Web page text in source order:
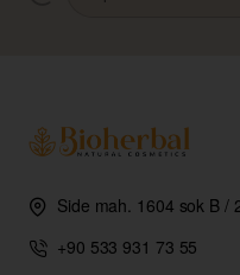
Side mah. 1604 sok B /
+90 533 931 73 55